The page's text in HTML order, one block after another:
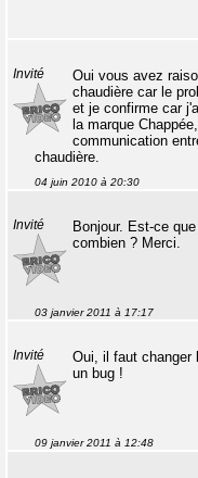
Invité
Oui vous avez
chaudière car le
et je confirme car
la marque
communication
chaudière.
04 juin 2010 à 20:30
Invité
Bonjour. Est-ce
combien ? Merci.
03 janvier 2011 à 17:17
Invité
Oui, il faut changer
un bug !
09 janvier 2011 à 12:48